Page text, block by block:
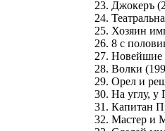
Джокеръ
Хозяин
8 с
Новейшие
Волки
Орел и
На углу, у
Капитан
Мастер и